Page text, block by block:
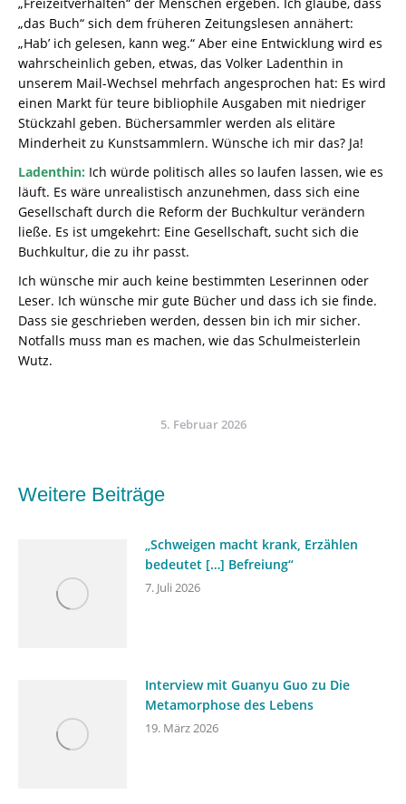
„das Buch“ sich dem früheren Zeitungslesen annähert:
„Hab’ ich gelesen, kann weg.“ Aber eine Entwicklung wird es
wahrscheinlich geben, etwas, das Volker Ladenthin in
unserem Mail-Wechsel mehrfach angesprochen hat: Es wird
einen Markt für teure bibliophile Ausgaben mit niedriger
Stückzahl geben. Büchersammler werden als elitäre
Minderheit zu Kunstsammlern. Wünsche ich mir das? Ja!
Ladenthin: Ich würde politisch alles so laufen lassen, wie es
läuft. Es wäre unrealistisch anzunehmen, dass sich eine
Gesellschaft durch die Reform der Buchkultur verändern
ließe. Es ist umgekehrt: Eine Gesellschaft, sucht sich die
Buchkultur, die zu ihr passt.
Ich wünsche mir auch keine bestimmten Leserinnen oder
Leser. Ich wünsche mir gute Bücher und dass ich sie finde.
Dass sie geschrieben werden, dessen bin ich mir sicher.
Notfalls muss man es machen, wie das Schulmeisterlein
Wutz.
5. Februar 2026
Weitere Beiträge
„Schweigen macht krank, Erzählen
bedeutet […] Befreiung“
7. Juli 2026
Interview mit Guanyu Guo zu Die
Metamorphose des Lebens
19. März 2026